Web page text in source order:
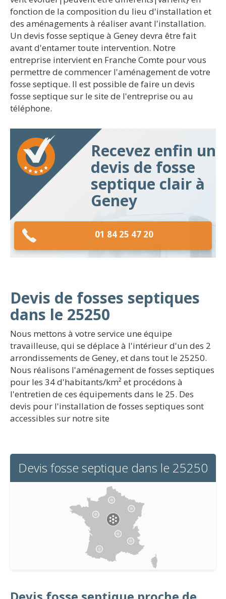
fonction de la composition du lieu d'installation et
des aménagements à réaliser avant l'installation.
Un devis fosse septique à Geney devra être fait
avant d'entamer toute intervention. Notre
entreprise intervient en Franche Comte pour vous
permettre de commencer l'aménagement de votre
fosse septique. Il est possible de faire un devis
fosse septique sur le site de l'entreprise ou au
téléphone.
Recevez enfin un
devis de fosse
septique clair à
Geney
01 84 25 47 20
Devis de fosses septiques
dans le 25250
Nous mettons à votre service une équipe
travailleuse, qui se déplace à l'intérieur d'un des 2
arrondissements de Geney, et dans tout le 25250.
Nous réalisons l'aménagement de fosses septiques
pour les 34 d'habitants/km² et procédons à
l'entretien de ces équipements dans le 25. Des
devis pour l'installation de fosses septiques sont
accessibles sur notre site
Devis fosse septique dans le 25250